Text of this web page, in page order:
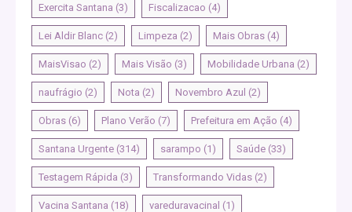
Exercita Santana (3) Fiscalizacao (4)
Lei Aldir Blanc (2) Limpeza (2) Mais Obras (4)
MaisVisao (2) Mais Visão (3) Mobilidade Urbana (2)
naufrágio (2) Nota (2) Novembro Azul (2)
Obras (6) Plano Verão (7) Prefeitura em Ação (4)
Santana Urgente (314) sarampo (1) Saúde (33)
Testagem Rápida (3) Transformando Vidas (2)
Vacina Santana (18) vareduravacinal (1)